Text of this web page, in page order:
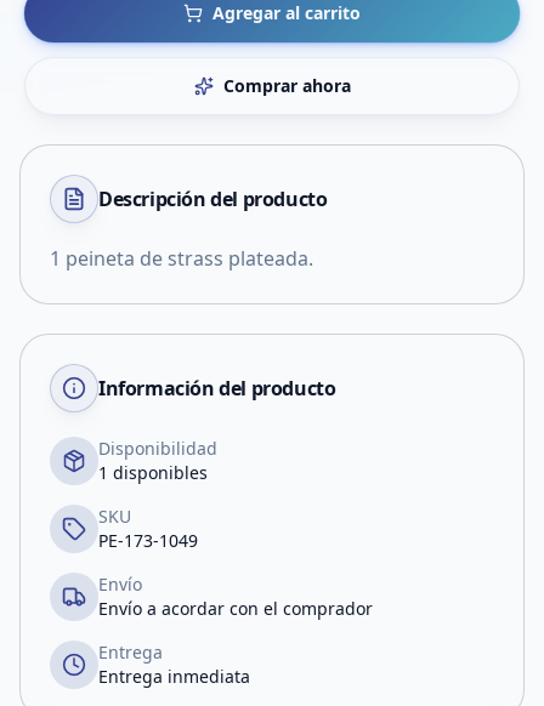
Agregar al carrito
Comprar ahora
Descripción del producto
1 peineta de strass plateada.
Información del producto
Disponibilidad
1 disponibles
SKU
PE-173-1049
Envío
Envío a acordar con el comprador
Entrega
Entrega inmediata